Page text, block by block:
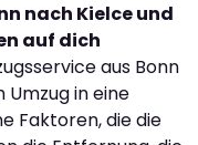
nach Kielce und
auf dich
aus Bonn
in eine
Faktoren, die die